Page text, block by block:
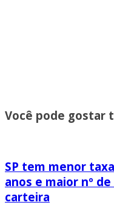
Você pode gostar
SP tem menor
anos e maior nº
carteira